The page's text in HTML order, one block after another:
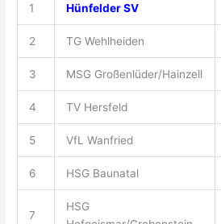
1 Hünfelder SV
2 TG Wehlheiden
3 MSG Großenlüder/Hainzell
4 TV Hersfeld
5 VfL Wanfried
6 HSG Baunatal
7
HSG